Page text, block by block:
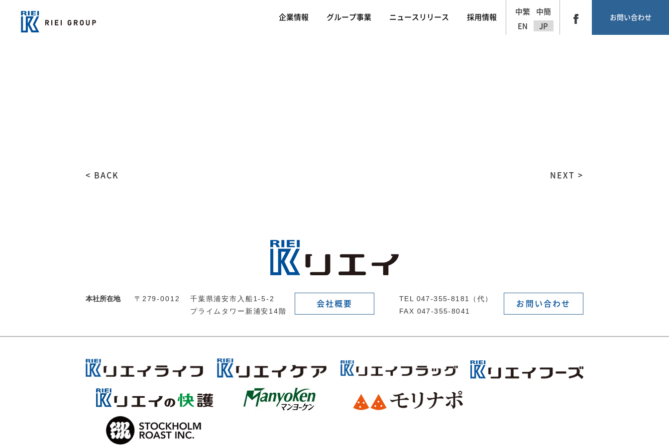
企業情報 グループ事業 ニュースリリース 採用情報
中繁
中簡
EN
JP
お問い合わせ
< BACK NEXT >
本社所在地 〒279-0012
千葉県浦安市入船1-5-2
プライムタワー新浦安14階
会社概要
TEL 047-355-8181（代）
FAX 047-355-8041
お問い合わせ